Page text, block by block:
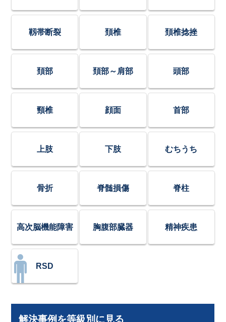
靱帯断裂 頚椎 頚椎捻挫
頚部 頚部～肩部 頭部
頸椎 顔面 首部
上肢 下肢 むちうち
骨折 脊髄損傷 脊柱
高次脳機能障害 胸腹部臓器 精神疾患
RSD
解決事例を等級別に見る